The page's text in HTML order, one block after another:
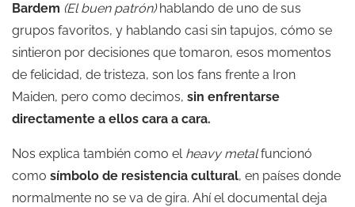
Bardem (El buen patrón)hablando de uno de sus
grupos favoritos, y hablando casi sin tapujos, cómo se
sintieron por decisiones que tomaron, esos momentos
de felicidad, de tristeza, son los fans frente a Iron
Maiden, pero como decimos, sin enfrentarse
directamente a ellos cara a cara.
Nos explica también como el heavy metalfuncionó
como símbolo de resistencia cultural, en países donde
normalmente no se va de gira. Ahí el documental deja